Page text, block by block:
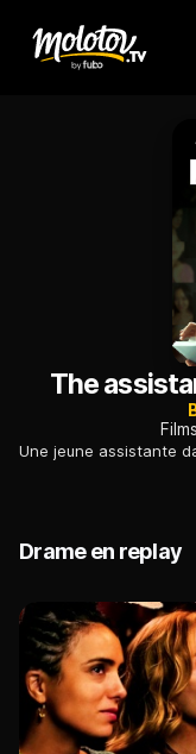
The
Drame en replay